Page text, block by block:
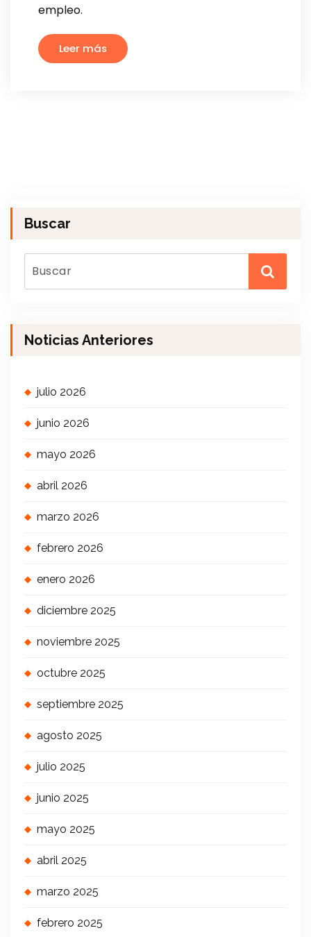
empleo.
Leer más
Buscar
Noticias Anteriores
julio 2026
junio 2026
mayo 2026
abril 2026
marzo 2026
febrero 2026
enero 2026
diciembre 2025
noviembre 2025
octubre 2025
septiembre 2025
agosto 2025
julio 2025
junio 2025
mayo 2025
abril 2025
marzo 2025
febrero 2025